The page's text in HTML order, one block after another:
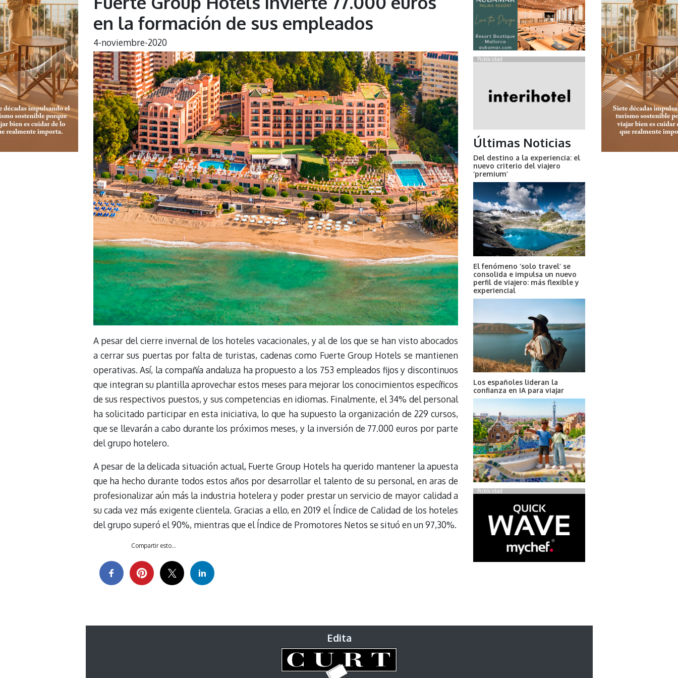
en la formación de sus empleados
4-noviembre-2020
A pesar del cierre invernal de los hoteles vacacionales, y al de los que se han visto abocados
a cerrar sus puertas por falta de turistas, cadenas como Fuerte Group Hotels se mantienen
operativas. Así, la compañía andaluza ha propuesto a los 753 empleados fijos y discontinuos
que integran su plantilla aprovechar estos meses para mejorar los conocimientos específicos
de sus respectivos puestos, y sus competencias en idiomas. Finalmente, el 34% del personal
ha solicitado participar en esta iniciativa, lo que ha supuesto la organización de 229 cursos,
que se llevarán a cabo durante los próximos meses, y la inversión de 77.000 euros por parte
del grupo hotelero.
A pesar de la delicada situación actual, Fuerte Group Hotels ha querido mantener la apuesta
que ha hecho durante todos estos años por desarrollar el talento de su personal, en aras de
profesionalizar aún más la industria hotelera y poder prestar un servicio de mayor calidad a
su cada vez más exigente clientela. Gracias a ello, en 2019 el Índice de Calidad de los hoteles
del grupo superó el 90%, mientras que el Índice de Promotores Netos se situó en un 97,30%.
Compartir esto...
Publicidad
Últimas Noticias
Del destino a la experiencia: el
nuevo criterio del viajero
‘premium’
El fenómeno ‘solo travel’ se
consolida e impulsa un nuevo
perfil de viajero: más flexible y
experiencial
Los españoles lideran la
confianza en IA para viajar
Publicidad
Edita